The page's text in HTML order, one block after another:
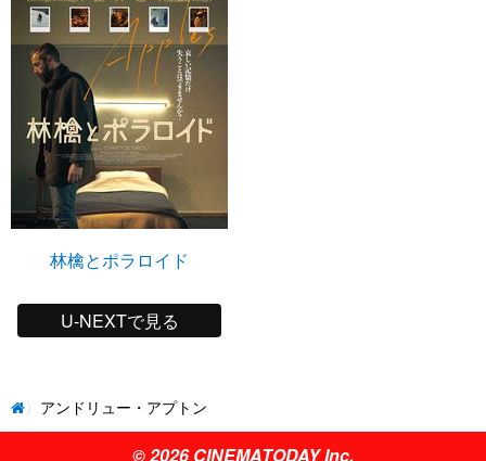
林檎とポラロイド
U-NEXTで見る
アンドリュー・アプトン
© 2026 CINEMATODAY Inc.